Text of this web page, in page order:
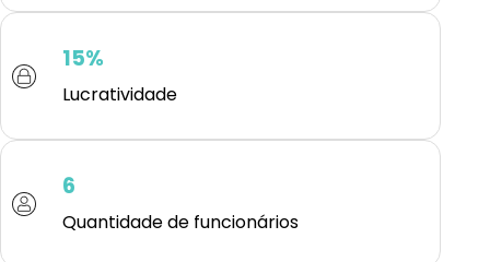
15%
Lucratividade
6
Quantidade de funcionários